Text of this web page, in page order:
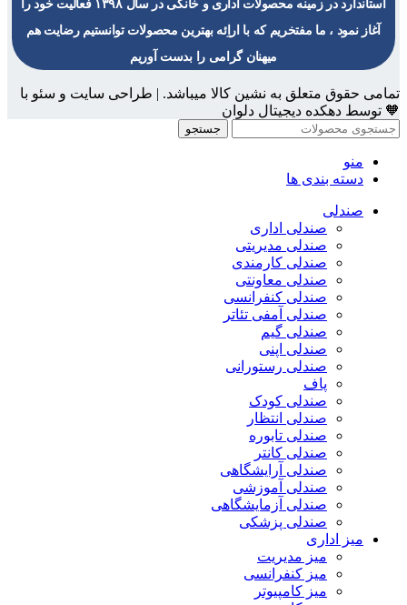
استاندارد در زمینه محصولات اداری و خانگی در سال ۱۳۹۸ فعالیت خود را
آغاز نمود ، ما مفتخریم که با اراِئه بهترین محصولات توانستیم رضایت هم
میهنان گرامی را بدست آوریم
تمامی حقوق متعلق به نشین کالا میباشد. | طراحی سایت و سئو با
🧡 توسط دهکده دیجیتال دلوان
جستجو
منو
دسته بندی ها
صندلی
صندلی اداری
صندلی مدیریتی
صندلی کارمندی
صندلی معاونتی
صندلی کنفرانسی
صندلی آمفی تئاتر
صندلی گیم
صندلی اپنی
صندلی رستورانی
پاف
صندلی کودک
صندلی انتظار
صندلی تابوره
صندلی کانتر
صندلی آرایشگاهی
صندلی آموزشی
صندلی آزمایشگاهی
صندلی پزشکی
میز اداری
میز مدیریت
میز کنفرانسی
میز کامپیوتر